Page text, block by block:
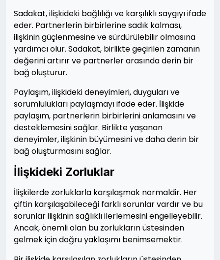
Sadakat, ilişkideki bağlılığı ve karşılıklı saygıyı ifade
eder. Partnerlerin birbirlerine sadık kalması,
ilişkinin güçlenmesine ve sürdürülebilir olmasına
yardımcı olur. Sadakat, birlikte geçirilen zamanın
değerini artırır ve partnerler arasında derin bir
bağ oluşturur.
Paylaşım, ilişkideki deneyimleri, duyguları ve
sorumlulukları paylaşmayı ifade eder. İlişkide
paylaşım, partnerlerin birbirlerini anlamasını ve
desteklemesini sağlar. Birlikte yaşanan
deneyimler, ilişkinin büyümesini ve daha derin bir
bağ oluşturmasını sağlar.
İlişkideki Zorluklar
İlişkilerde zorluklarla karşılaşmak normaldir. Her
çiftin karşılaşabileceği farklı sorunlar vardır ve bu
sorunlar ilişkinin sağlıklı ilerlemesini engelleyebilir.
Ancak, önemli olan bu zorlukların üstesinden
gelmek için doğru yaklaşımı benimsemektir.